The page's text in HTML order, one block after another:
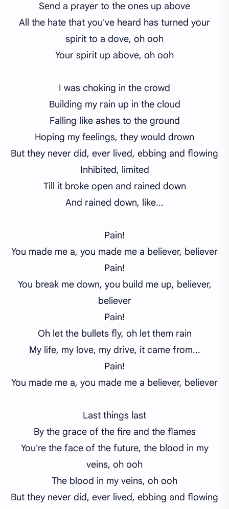
Send a prayer to the ones up above
All the hate that you've heard has turned your
spirit to a dove, oh ooh
Your spirit up above, oh ooh
I was choking in the crowd
Building my rain up in the cloud
Falling like ashes to the ground
Hoping my feelings, they would drown
But they never did, ever lived, ebbing and flowing
Inhibited, limited
Till it broke open and rained down
And rained down, like...
Pain!
You made me a, you made me a believer, believer
Pain!
You break me down, you build me up, believer,
believer
Pain!
Oh letthe bullets fly, oh let them rain
My life, my love, my drive, it came from...
Pain!
You made me a, you made me a believer, believer
Last things last
By the grace of the fire and the flames
You're the face of the future, the blood in my
veins, oh ooh
The blood in my veins, oh ooh
But they never did, ever lived, ebbing and flowing